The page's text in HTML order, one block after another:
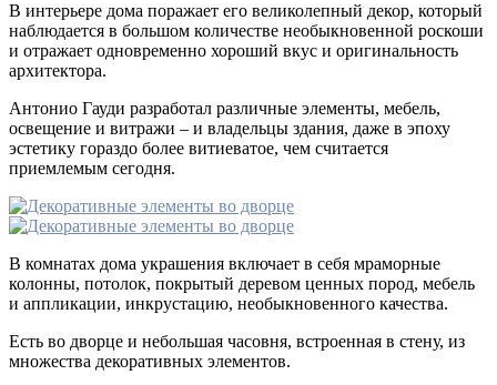
В интерьере дома поражает его великолепный декор, который
наблюдается в большом количестве необыкновенной роскоши
и отражает одновременно хороший вкус и оригинальность
архитектора.
Антонио Гауди разработал различные элементы, мебель,
освещение и витражи – и владельцы здания, даже в эпоху
эстетику гораздо более витиеватое, чем считается
приемлемым сегодня.
В комнатах дома украшения включает в себя мраморные
колонны, потолок, покрытый деревом ценных пород, мебель
и аппликации, инкрустацию, необыкновенного качества.
Есть во дворце и небольшая часовня, встроенная в стену, из
множества декоративных элементов.